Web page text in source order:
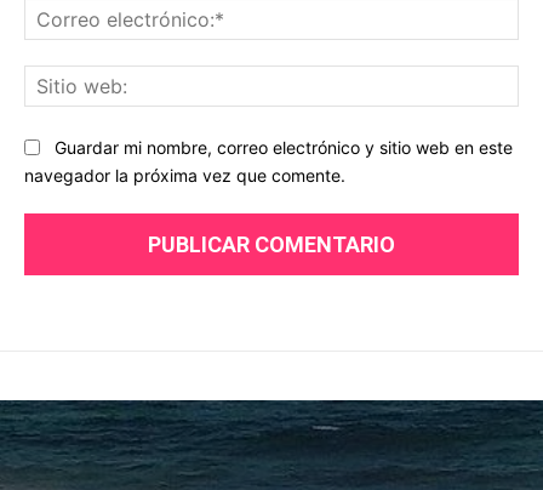
Guardar mi nombre, correo electrónico y sitio web en este
navegador la próxima vez que comente.